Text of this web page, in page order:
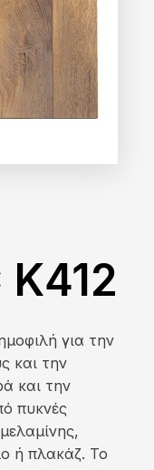
για την
και την
και την
πυκνές
ή πλακάζ. Το